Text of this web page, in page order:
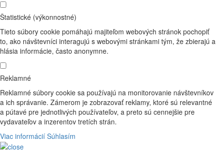
Štatistické (výkonnostné)
Tieto súbory cookie pomáhajú majiteľom webových stránok pochopiť
to, ako návštevníci interagujú s webovými stránkami tým, že zbierajú a
hlásia informácie, často anonymne.
Reklamné
Reklamné súbory cookie sa používajú na monitorovanie návštevníkov
a ich správanie. Zámerom je zobrazovať reklamy, ktoré sú relevantné
a pútavé pre jednotlivých používateľov, a preto sú cennejšie pre
vydavateľov a inzerentov tretích strán.
Viac informácií Súhlasím